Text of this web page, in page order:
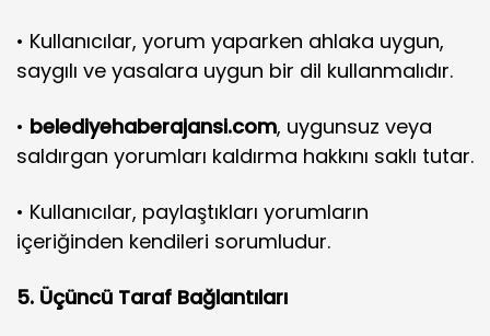
• Kullanıcılar, yorum yaparken ahlaka uygun,
saygılı ve yasalara uygun bir dil kullanmalıdır.
• belediyehaberajansi.com, uygunsuz veya
saldırgan yorumları kaldırma hakkını saklı tutar.
• Kullanıcılar, paylaştıkları yorumların
içeriğinden kendileri sorumludur.
5. Üçüncü Taraf Bağlantıları